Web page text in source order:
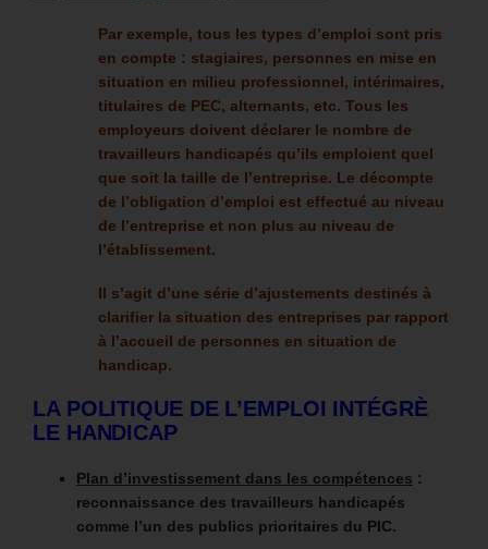
Par exemple, tous les types d’emploi sont pris
en compte : stagiaires, personnes en mise en
situation en milieu professionnel, intérimaires,
titulaires de PEC, alternants, etc. Tous les
employeurs doivent déclarer le nombre de
travailleurs handicapés qu’ils emploient quel
que soit la taille de l’entreprise. Le décompte
de l’obligation d’emploi est effectué au niveau
de l’entreprise et non plus au niveau de
l’établissement.
Il s’agit d’une série d’ajustements destinés à
clarifier la situation des entreprises par rapport
à l’accueil de personnes en situation de
handicap.
LA POLITIQUE DE L’EMPLOI INTÉGRÈ
LE HANDICAP
Plan d’investissement dans les compétences :
reconnaissance des travailleurs handicapés
comme l’un des publics prioritaires du PIC.